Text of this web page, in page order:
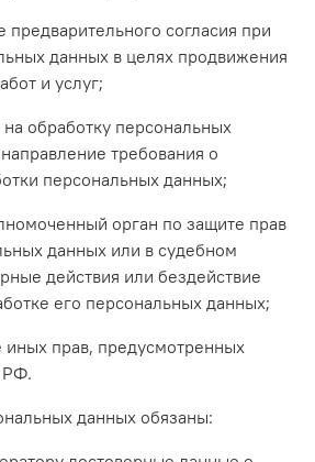
предварительного согласия при
данных в целях продвижения
и услуг;
на обработку персональных
требования о
персональных данных;
орган по защите прав
данных или в судебном
действия или бездействие
его персональных данных;
иных прав, предусмотренных
РФ.
данных обязаны: